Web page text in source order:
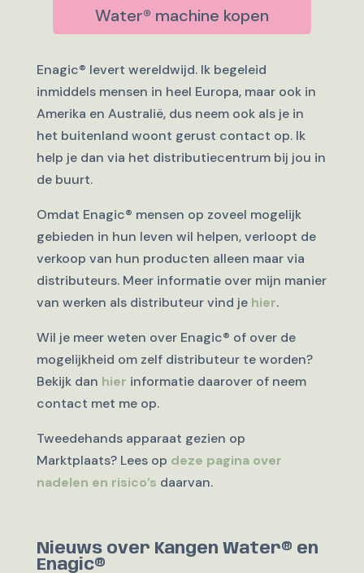
Water® machine kopen
Enagic® levert wereldwijd. Ik begeleid
inmiddels mensen in heel Europa, maar ook in
Amerika en Australië, dus neem ook als je in
het buitenland woont gerust contact op. Ik
help je dan via het distributiecentrum bij jou in
de buurt.
Omdat Enagic® mensen op zoveel mogelijk
gebieden in hun leven wil helpen, verloopt de
verkoop van hun producten alleen maar via
distributeurs. Meer informatie over mijn manier
van werken als distributeur vind je hier.
Wil je meer weten over Enagic® of over de
mogelijkheid om zelf distributeur te worden?
Bekijk dan hier informatie daarover of neem
contact met me op.
Tweedehands apparaat gezien op
Marktplaats? Lees op deze pagina over
nadelen en risico’s daarvan.
Nieuws over Kangen Water® en
Enagic®